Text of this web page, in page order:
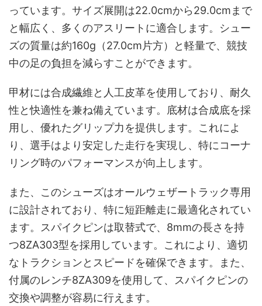
っています。サイズ展開は22.0cmから29.0cmまで
と幅広く、多くのアスリートに適合します。シュー
ズの質量は約160g（27.0cm片方）と軽量で、競技
中の足の負担を減らすことができます。
甲材には合成繊維と人工皮革を使用しており、耐久
性と快適性を兼ね備えています。底材は合成底を採
用し、優れたグリップ力を提供します。これによ
り、選手はより安定した走行を実現し、特にコーナ
リング時のパフォーマンスが向上します。
また、このシューズはオールウェザートラック専用
に設計されており、特に短距離走に最適化されてい
ます。スパイクピンは取替式で、8mmの長さを持
つ8ZA303型を採用しています。これにより、適切
なトラクションとスピードを確保できます。また、
付属のレンチ8ZA309を使用して、スパイクピンの
交換や調整が容易に行えます。